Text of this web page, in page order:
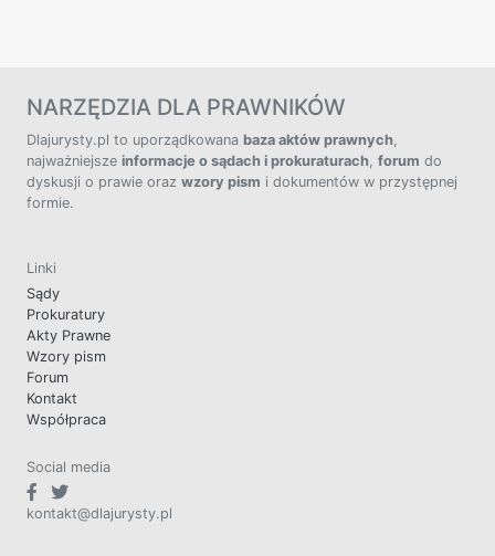
NARZĘDZIA DLA PRAWNIKÓW
Dlajurysty.pl to uporządkowana baza aktów prawnych,
najważniejsze informacje o sądach i prokuraturach, forum do
dyskusji o prawie oraz wzory pism i dokumentów w przystępnej
formie.
Linki
Sądy
Prokuratury
Akty Prawne
Wzory pism
Forum
Kontakt
Współpraca
Social media
kontakt@dlajurysty.pl